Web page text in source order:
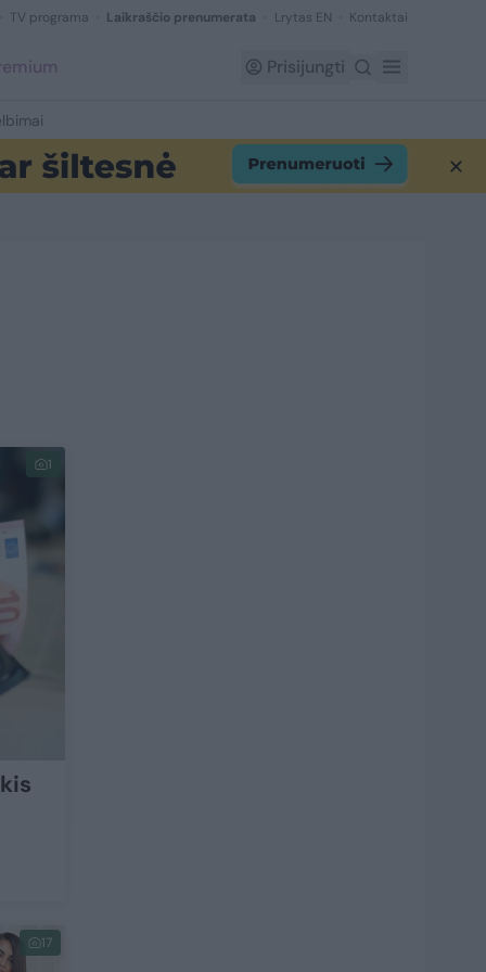
TV programa Laikraščio prenumerata Lrytas EN Kontaktai
Prisijungti
1
17